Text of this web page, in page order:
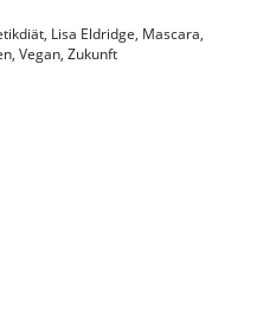
, Lisa Eldridge, Mascara,
, Vegan, Zukunft